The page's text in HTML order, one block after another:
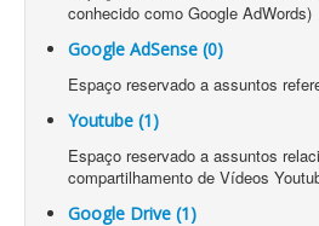
conhecido como Google AdWords)
Google AdSense (0)
Espaço reservado a assuntos
Youtube (1)
Espaço reservado a assuntos
compartilhamento de Vídeos
Google Drive (1)